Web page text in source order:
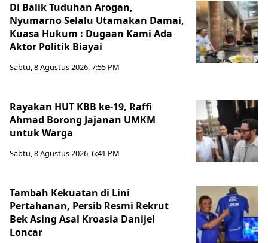
Di Balik Tuduhan Arogan,
Nyumarno Selalu Utamakan Damai,
Kuasa Hukum : Dugaan Kami Ada
Aktor Politik Biayai
Sabtu, 8 Agustus 2026, 7:55 PM
Rayakan HUT KBB ke-19, Raffi
Ahmad Borong Jajanan UMKM
untuk Warga
Sabtu, 8 Agustus 2026, 6:41 PM
Tambah Kekuatan di Lini
Pertahanan, Persib Resmi Rekrut
Bek Asing Asal Kroasia Danijel
Loncar